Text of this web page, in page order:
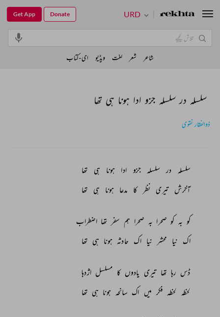
سلسلہ در سلسلہ جزو ادا ہونا ہی تھا
ذوالفقار نقوی
سلسلہ در سلسلہ جزو ادا ہونا ہی
تھا
آخرش تیری نظر کا مدعا ہونا ہی تھا
کو بہ کو صحرا بہ صحرا ہم سفر تھا اضطراب
اک نیا محشر نیا اک حادثہ ہونا ہی تھا
ڈس رہا تھا تیری یادوں کا مسلسل اژدہا
لحظہ لحظہ فکر میں اک سانحہ ہونا ہی تھا
URD
Get App Donate
شاعر شعر لغت ویڈیو ای-کتاب